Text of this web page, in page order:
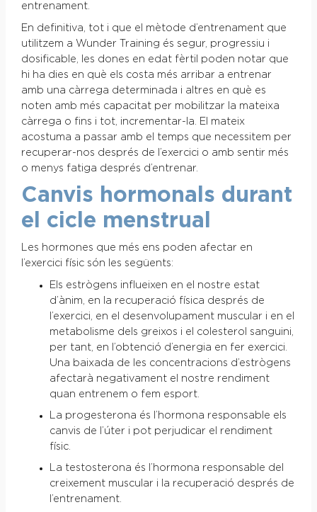
entrenament.
En definitiva, tot i que el mètode d’entrenament que
utilitzem a Wunder Training és segur, progressiu i
dosificable, les dones en edat fèrtil poden notar que
hi ha dies en què els costa més arribar a entrenar
amb una càrrega determinada i altres en què es
noten amb més capacitat per mobilitzar la mateixa
càrrega o fins i tot, incrementar-la. El mateix
acostuma a passar amb el temps que necessitem per
recuperar-nos després de l’exercici o amb sentir més
o menys fatiga després d’entrenar.
Canvis hormonals durant
el cicle menstrual
Les hormones que més ens poden afectar en
l’exercici físic són les següents:
Els estrògens influeixen en el nostre estat
d’ànim, en la recuperació física després de
l’exercici, en el desenvolupament muscular i en el
metabolisme dels greixos i el colesterol sanguini,
per tant, en l’obtenció d’energia en fer exercici.
Una baixada de les concentracions d’estrògens
afectarà negativament el nostre rendiment
quan entrenem o fem esport.
La progesterona és l’hormona responsable els
canvis de l’úter i pot perjudicar el rendiment
físic.
La testosterona és l’hormona responsable del
creixement muscular i la recuperació després de
l’entrenament.